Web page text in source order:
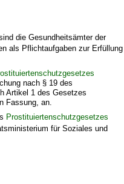
die Gesundheitsämter der
als Pflichtaufgaben zur Erfüllung
nach § 19 des
Artikel 1 des Gesetzes
Fassung, an.
Prostituiertenschutzgesetzes
für Soziales und